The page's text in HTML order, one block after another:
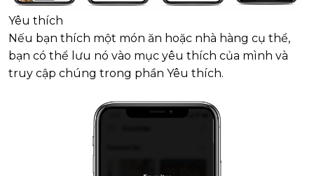
Yêu thích
Nếu bạn thích một món ăn hoặc nhà hàng cụ thể,
bạn có thể lưu nó vào mục yêu thích của mình và
truy cập chúng trong phần Yêu thích.